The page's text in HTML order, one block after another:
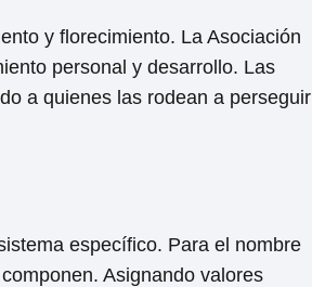
y florecimiento. La Asociación
personal y desarrollo. Las
a quienes las rodean a perseguir
específico. Para el nombre
Asignando valores